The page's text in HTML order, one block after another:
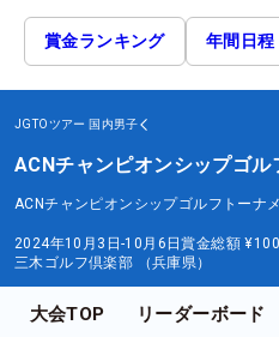
賞金ランキング 年間日程
JGTOツアー 国内男子
ACNチャンピオンシップゴル
ACNチャンピオンシップゴルフトーナ
2024年10月3日-10月6日賞金総額
三木ゴルフ倶楽部 （兵庫県）
大会TOP リーダーボード